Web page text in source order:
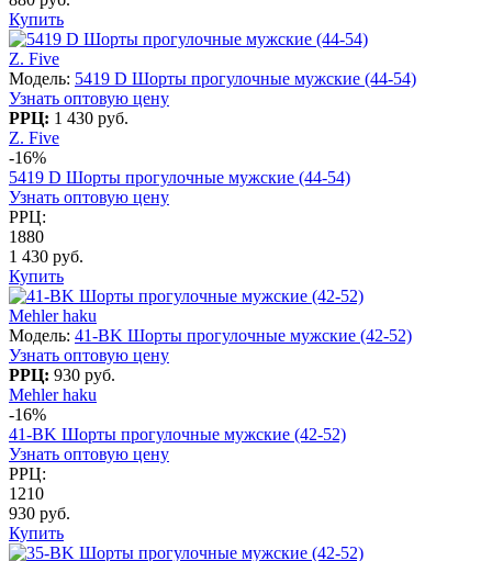
Купить
Z. Five
Модель: 5419 D Шорты прогулочные мужские (44-54)
Узнать оптовую цену
РРЦ: 1 430 руб.
Z. Five
-16%
5419 D Шорты прогулочные мужские (44-54)
Узнать оптовую цену
РРЦ:
1880
1 430 руб.
Купить
Mehler haku
Модель: 41-BK Шорты прогулочные мужские (42-52)
Узнать оптовую цену
РРЦ: 930 руб.
Mehler haku
-16%
41-BK Шорты прогулочные мужские (42-52)
Узнать оптовую цену
РРЦ:
1210
930 руб.
Купить